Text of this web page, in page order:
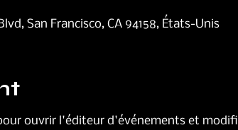
San Francisco, CA 94158, États-Unis
ouvrir l'éditeur d'événements et